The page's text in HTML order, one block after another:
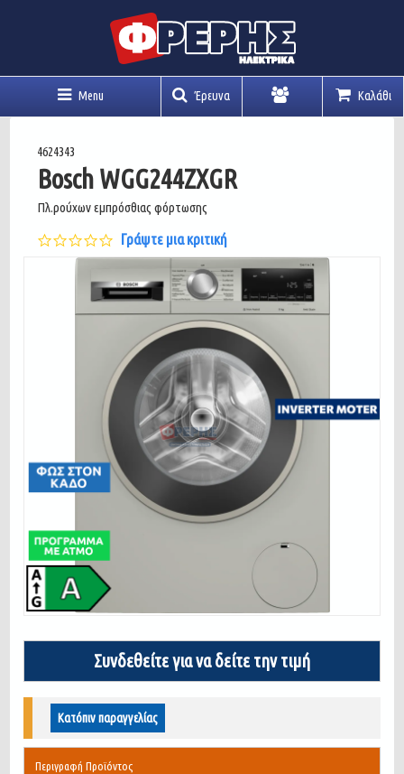
Menu Έρευνα Καλάθι
4624343
Bosch WGG244ZXGR
Πλ.ρούχων εμπρόσθιας φόρτωσης
0.0
star
Γράψτε μια κριτική
Συνδεθείτε για να δείτε την τιμή
Κατόπιν παραγγελίας
Περιγραφή Προϊόντος